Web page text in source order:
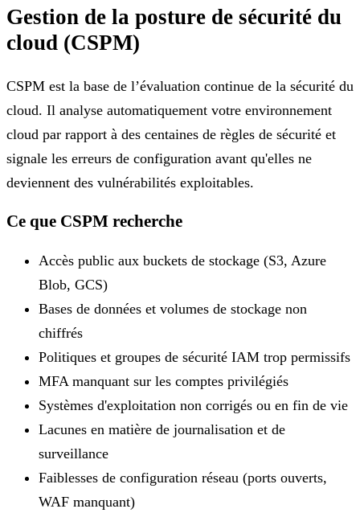
Gestion de la posture de sécurité du
cloud (CSPM)
CSPM est la base de l’évaluation continue de la sécurité du
cloud. Il analyse automatiquement votre environnement
cloud par rapport à des centaines de règles de sécurité et
signale les erreurs de configuration avant qu'elles ne
deviennent des vulnérabilités exploitables.
Ce que CSPM recherche
Accès public aux buckets de stockage (S3, Azure
Blob, GCS)
Bases de données et volumes de stockage non
chiffrés
Politiques et groupes de sécurité IAM trop permissifs
MFA manquant sur les comptes privilégiés
Systèmes d'exploitation non corrigés ou en fin de vie
Lacunes en matière de journalisation et de
surveillance
Faiblesses de configuration réseau (ports ouverts,
WAF manquant)